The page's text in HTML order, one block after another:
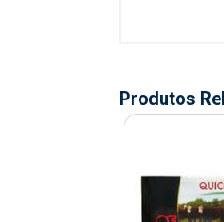
Produtos